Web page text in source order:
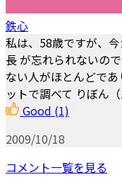
鉄心
私は、58歳ですが、
長 が忘れられないの
ない人がほとんどで
ットで調べて りぼん
Good (1)
2009/10/18
コメント一覧を見る